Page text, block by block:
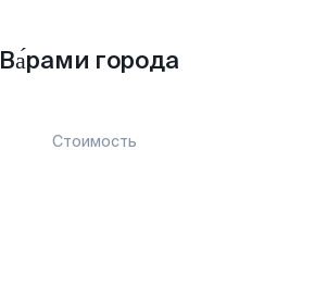
города
Стоимость